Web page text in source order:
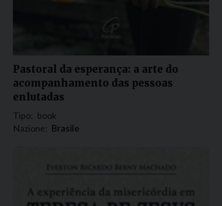
Pastoral da esperança: a arte do
acompanhamento das pessoas
enlutadas
Tipo: book
Nazione: Brasile